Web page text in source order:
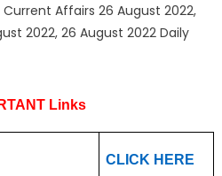
Affairs 26 August 2022,
2022, 26 August 2022 Daily
Links
CLICK HERE